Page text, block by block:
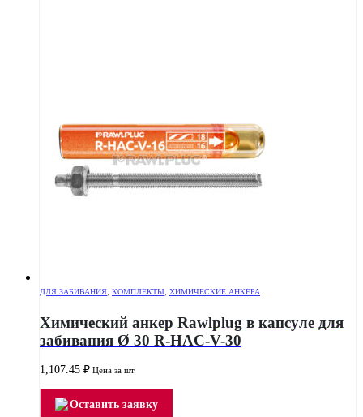
ДЛЯ ЗАБИВАНИЯ КОМПЛЕКТЫ ХИМИЧЕСКИЕ АНКЕРА
Химический анкер Rawlplug в капсуле для
забивания Ø 30 R-HAC-V-30
1,107.45 ₽ Цена за шт.
Оставить заявку